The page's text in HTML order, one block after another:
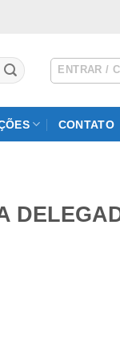
ENTRAR /
CONTATO
– G7 JURÍDICO